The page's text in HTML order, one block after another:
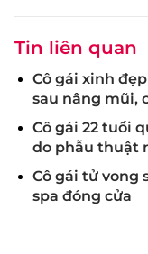
Tin liên quan
Cô gái xinh
sau nâng mũi,
Cô gái 22 tuổi
do phẫu thuật
Cô gái tử vong
spa đóng cửa